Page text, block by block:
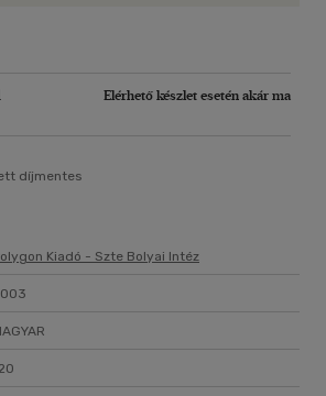
Elérhető készlet esetén akár ma
díjmentes
Kiadó - Szte Bolyai Intéz